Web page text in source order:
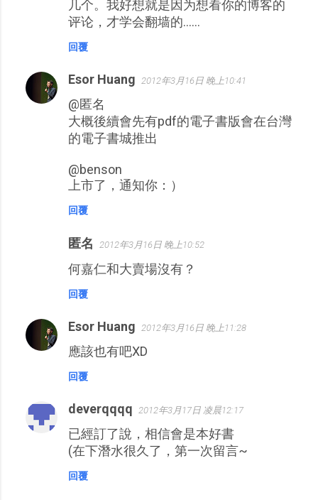
几个。我好想就是因为想看你的博客的
评论，才学会翻墙的……
回覆
Esor Huang 2012年3月16日 晚上10:41
@匿名
大概後續會先有pdf的電子書版會在台灣
的電子書城推出
@benson
上市了，通知你：）
回覆
匿名 2012年3月16日 晚上10:52
何嘉仁和大賣場沒有？
回覆
Esor Huang 2012年3月16日 晚上11:28
應該也有吧XD
回覆
deverqqqq 2012年3月17日 凌晨12:17
已經訂了說，相信會是本好書
(在下潛水很久了，第一次留言~
回覆